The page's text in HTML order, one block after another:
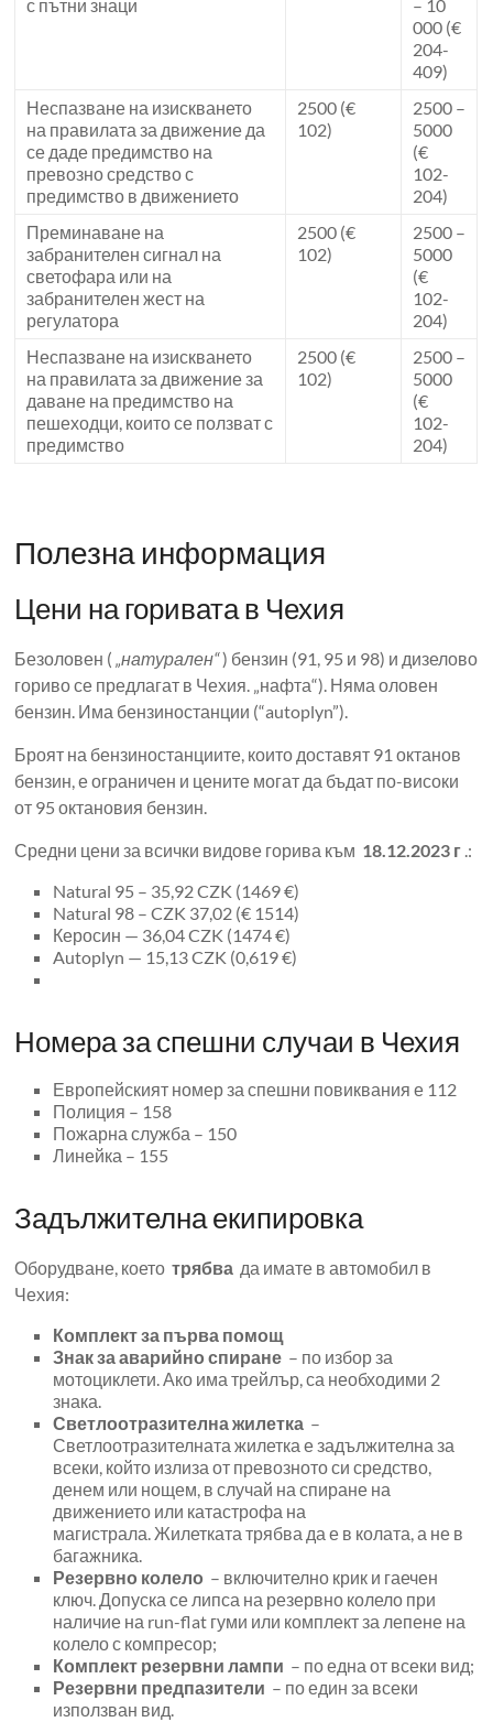
с пътни знаци
– 10
000 (€
204-
409)
Неспазване на изискването
на правилата за движение да
се даде предимство на
превозно средство с
предимство в движението
2500 (€
102)
2500 –
5000
(€
102-
204)
Преминаване на
забранителен сигнал на
светофара или на
забранителен жест на
регулатора
2500 (€
102)
2500 –
5000
(€
102-
204)
Неспазване на изискването
на правилата за движение за
даване на предимство на
пешеходци, които се ползват с
предимство
2500 (€
102)
2500 –
5000
(€
102-
204)
Полезна информация
Цени на горивата в Чехия
Безоловен („натурален“) бензин (91, 95 и 98) и дизелово
гориво се предлагат в Чехия. „нафта“). Няма оловен
бензин. Има бензиностанции (“autoplyn”).
Броят на бензиностанциите, които доставят 91 октанов
бензин, е ограничен и цените могат да бъдат по-високи
от 95 октановия бензин.
Средни цени за всички видове горива към 18.12.2023 г .:
Natural 95 – 35,92 CZK (1469 €)
Natural 98 – CZK 37,02 (€ 1514)
Керосин — 36,04 CZK (1474 €)
Autoplyn — 15,13 CZK (0,619 €)
Номера за спешни случаи в Чехия
Европейският номер за спешни повиквания е 112
Полиция – 158
Пожарна служба – 150
Линейка – 155
Задължителна екипировка
Оборудване, коетотрябва да имате в автомобил в
Чехия:
Комплект за първа помощ
Знак за аварийно спиране – по избор за
мотоциклети. Ако има трейлър, са необходими 2
знака.
Светлоотразителна жилетка –
Светлоотразителната жилетка е задължителна за
всеки, който излиза от превозното си средство,
денем или нощем, в случай на спиране на
движението или катастрофа на
магистрала. Жилетката трябва да е в колата, а не в
багажника.
Резервно колело – включително крик и гаечен
ключ. Допуска се липса на резервно колело при
наличие на run-flat гуми или комплект за лепене на
колело с компресор;
Комплект резервни лампи – по една от всеки вид;
Резервни предпазители – по един за всеки
използван вид.